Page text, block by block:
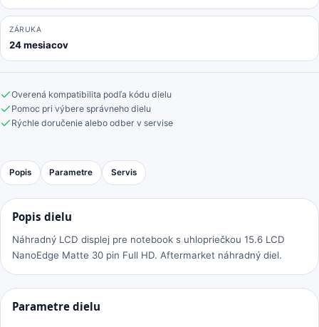
ZÁRUKA
24 mesiacov
Overená kompatibilita podľa kódu dielu
Pomoc pri výbere správneho dielu
Rýchle doručenie alebo odber v servise
Popis Parametre Servis
Popis dielu
Náhradný LCD displej pre notebook s uhlopriečkou 15.6 LCD
NanoEdge Matte 30 pin Full HD. Aftermarket náhradný diel.
Parametre dielu